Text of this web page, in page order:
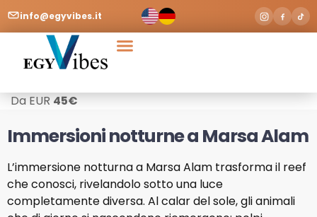
info@egyvibes.it
Da EUR 45€
Immersioni notturne a Marsa Alam
L’immersione notturna a Marsa Alam trasforma il reef
che conosci, rivelandolo sotto una luce
completamente diversa. Al calar del sole, gli animali